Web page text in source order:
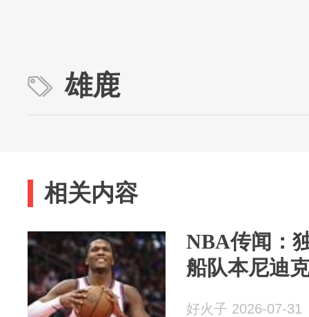
雄鹿
相关内容
NBA传闻：
船队本尼迪
好火子 2026-07-31